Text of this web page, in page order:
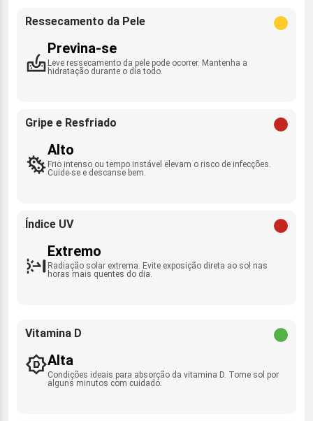
Ressecamento da Pele
Previna-se
Leve ressecamento da pele pode ocorrer. Mantenha a
hidratação durante o dia todo.
Gripe e Resfriado
Alto
Frio intenso ou tempo instável elevam o risco de infecções.
Cuide-se e descanse bem.
Índice UV
Extremo
Radiação solar extrema. Evite exposição direta ao sol nas
horas mais quentes do dia.
Vitamina D
Alta
Condições ideais para absorção da vitamina D. Tome sol por
alguns minutos com cuidado.